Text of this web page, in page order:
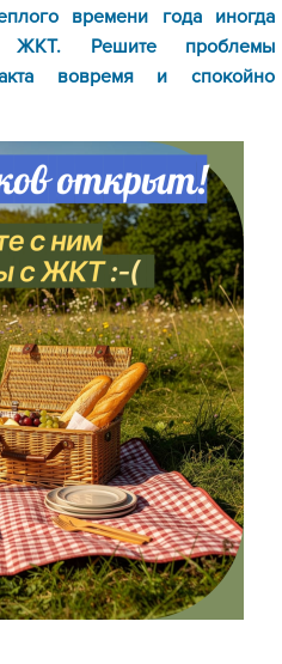
времени года иногда
ЖКТ. Решите проблемы
вовремя и спокойно